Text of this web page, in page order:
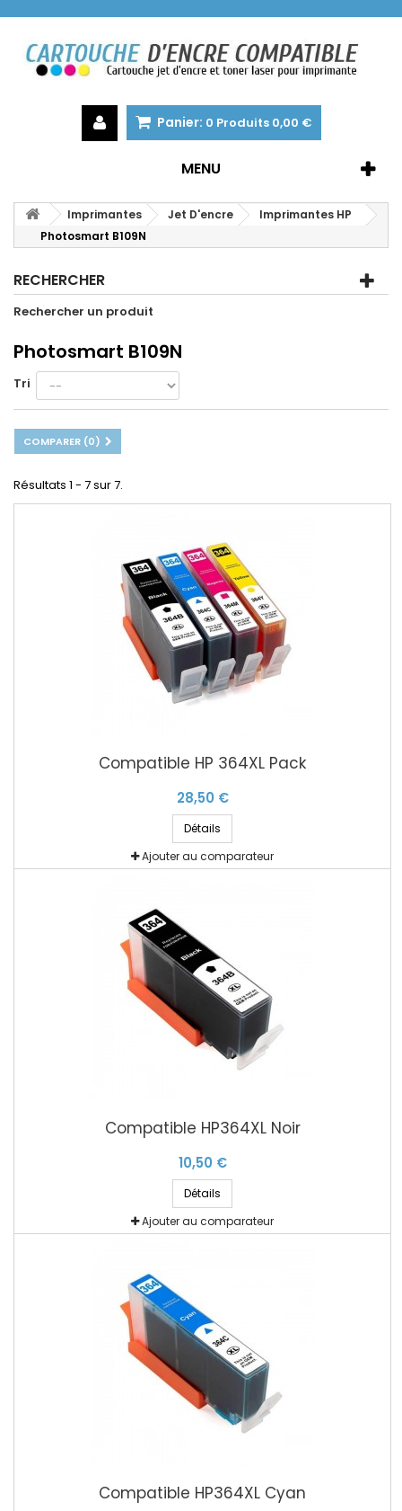
Panier: 0 Produits 0,00 €
MENU
Imprimantes Jet D'encre
Imprimantes HP
Photosmart B109N
RECHERCHER
Rechercher un produit
Photosmart B109N
Tri
COMPARER (0)
Résultats 1 - 7 sur 7.
Compatible HP 364XL Pack
28,50 €
Détails
Ajouter au comparateur
Compatible HP364XL Noir
10,50 €
Détails
Ajouter au comparateur
Compatible HP364XL Cyan